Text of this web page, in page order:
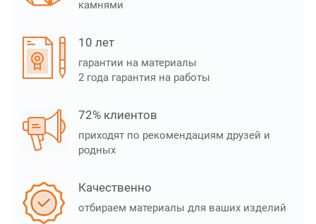
камнями
10 лет
гарантии на материалы
2 года гарантия на работы
72% клиентов
приходят по рекомендациям друзей и
родных
Качественно
отбираем материалы для ваших изделий